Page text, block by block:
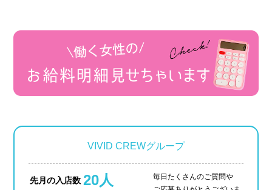
VIVID CREWグループ
先月の入店数 20人
毎日たくさんのご質問や